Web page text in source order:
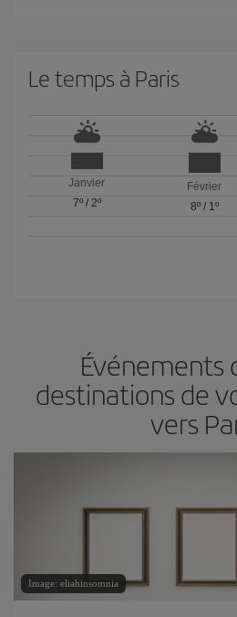
Le temps à Paris
Janvier
7º/ 2º
Février
8º/ 1º
Événements
destinations de
vers
Image: eliahinsomnia